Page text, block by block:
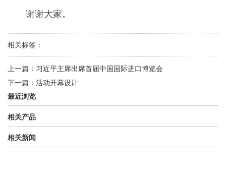
谢谢大家。
相关标签：
上一篇： 习近平主席出席首届中国国际进口博览会
下一篇： 活动开幕设计
最近浏览
相关产品
相关新闻